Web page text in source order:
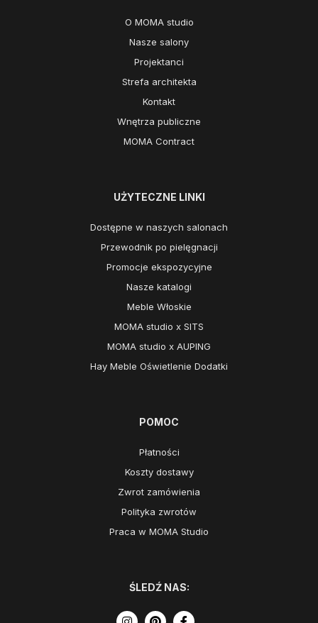
O MOMA studio
Nasze salony
Projektanci
Strefa architekta
Kontakt
Wnętrza publiczne
MOMA Contract
UŻYTECZNE LINKI
Dostępne w naszych salonach
Przewodnik po pielęgnacji
Promocje ekspozycyjne
Nasze katalogi
Meble Włoskie
MOMA studio x SITS
MOMA studio x AUPING
Hay Meble Oświetlenie Dodatki
POMOC
Płatności
Koszty dostawy
Zwrot zamówienia
Polityka zwrotów
Praca w MOMA Studio
ŚLEDŹ NAS: